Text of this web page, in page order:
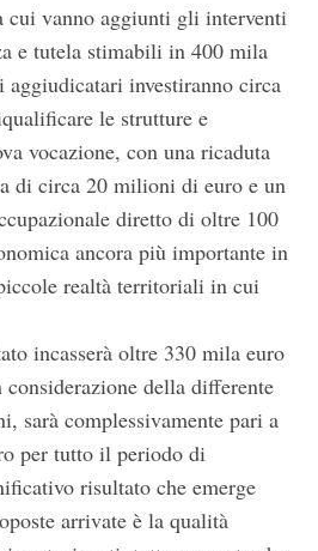
cui vanno aggiunti gli interventi
e tutela stimabili in 400 mila
investiranno circa
le strutture e
vocazione, con una ricaduta
di circa 20 milioni di euro e un
diretto di oltre 100
ancora più importante in
realtà territoriali in cui
incasserà oltre 330 mila euro
della differente
sarà complessivamente pari a
per tutto il periodo di
risultato che emerge
arrivate è la qualità